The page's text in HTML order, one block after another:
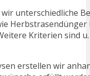
unterschiedliche
Kriterien sind
erstellen wir